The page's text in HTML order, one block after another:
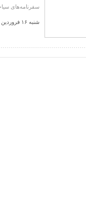
سفرنامه‌های
شنبه ۱۶ فروردین ۱۴۰۴